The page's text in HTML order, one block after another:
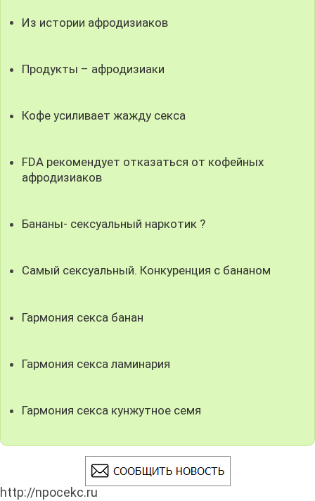
Из истории афродизиаков
Продукты – афродизиаки
Кофе усиливает жажду секса
FDA рекомендует отказаться от кофейных
афродизиаков
Бананы- сексуальный наркотик ?
Самый сексуальный. Конкуренция с бананом
Гармония секса банан
Гармония секса ламинария
Гармония секса кунжутное семя
http://npocekc.ru